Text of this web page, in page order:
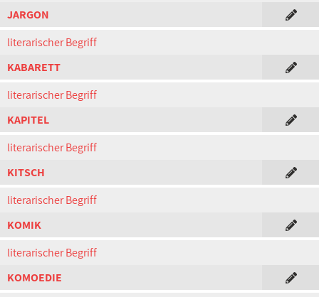
JARGON
literarischer Begriff
KABARETT
literarischer Begriff
KAPITEL
literarischer Begriff
KITSCH
literarischer Begriff
KOMIK
literarischer Begriff
KOMOEDIE